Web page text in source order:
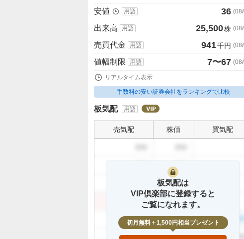
安値 用語 36 (
出来高 用語 25,500株 (
売買代金 用語 941千円 (
値幅制限 用語 7〜67 (
リアルタイム表示
手数料の安い証券会社をランキングで比較
板気配 用語
売気配 株価 買気配
999
999 999
999
999
板気配は
VIP倶楽部に登録すると
ご覧になれます。
初月無料＋1,500円相当プレゼント